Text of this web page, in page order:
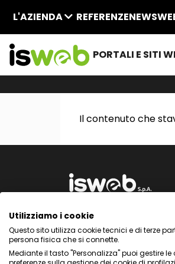
L'AZIENDA REFERENZENEWS
PORTALI E SITI
Il contenuto che
Via L. Cadorna 31 -
Via Fiume Giallo 3 -
Registro delle Imprese
C.F. e numero
Utilizziamo i cookie
Questo sito utilizza cookie tecnici e di terze
persona fisica che si connette.
Mediante il tasto "Personalizza" puoi gestire